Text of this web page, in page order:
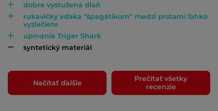
dobre vystužená dlaň
rukavičky vďaka "špagátikom" medzi prstami ľahko
vyzlečiete
upínanie Triger Shark
syntetický materiál
Načítať ďalšie
Prečítať všetky
recenzie